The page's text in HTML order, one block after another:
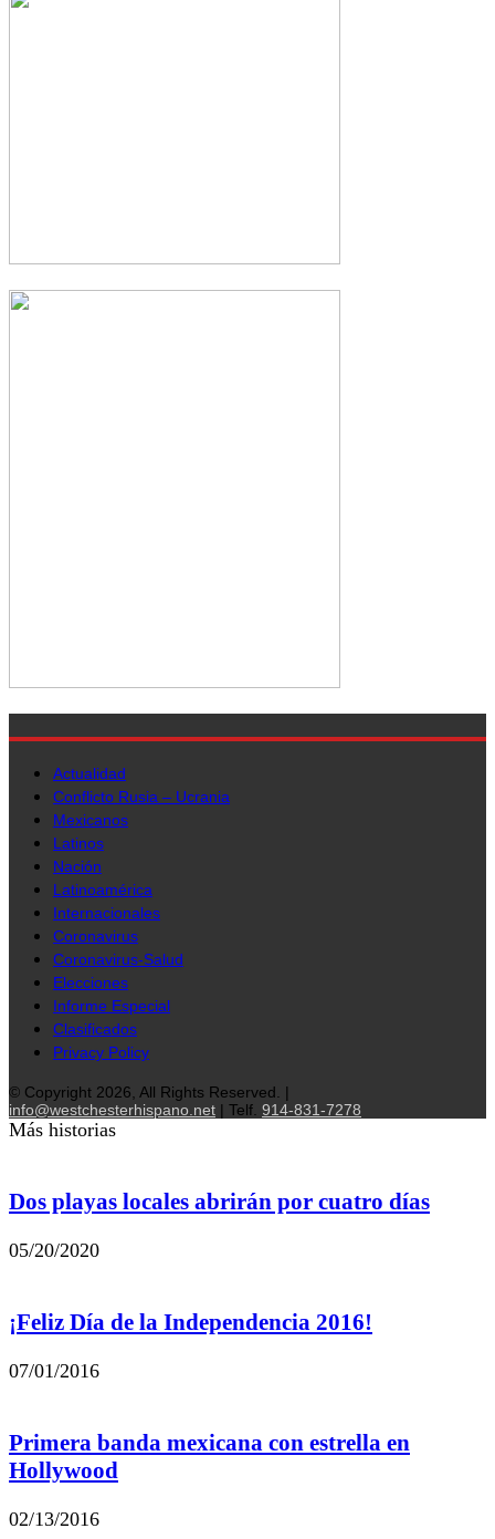
Actualidad
Conflicto Rusia – Ucrania
Mexicanos
Latinos
Nación
Latinoamérica
Internacionales
Coronavirus
Coronavirus-Salud
Elecciones
Informe Especial
Clasificados
Privacy Policy
© Copyright 2026, All Rights Reserved. |
info@westchesterhispano.net | Telf. 914-831-7278
Más historias
Dos playas locales abrirán por cuatro días
05/20/2020
¡Feliz Día de la Independencia 2016!
07/01/2016
Primera banda mexicana con estrella en
Hollywood
02/13/2016